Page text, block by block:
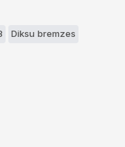
Diksu bremzes